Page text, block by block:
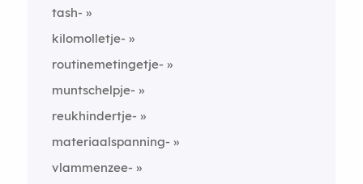
tash-
kilomolletje-
routinemetingetje-
muntschelpje-
reukhindertje-
materiaalspanning-
vlammenzee-